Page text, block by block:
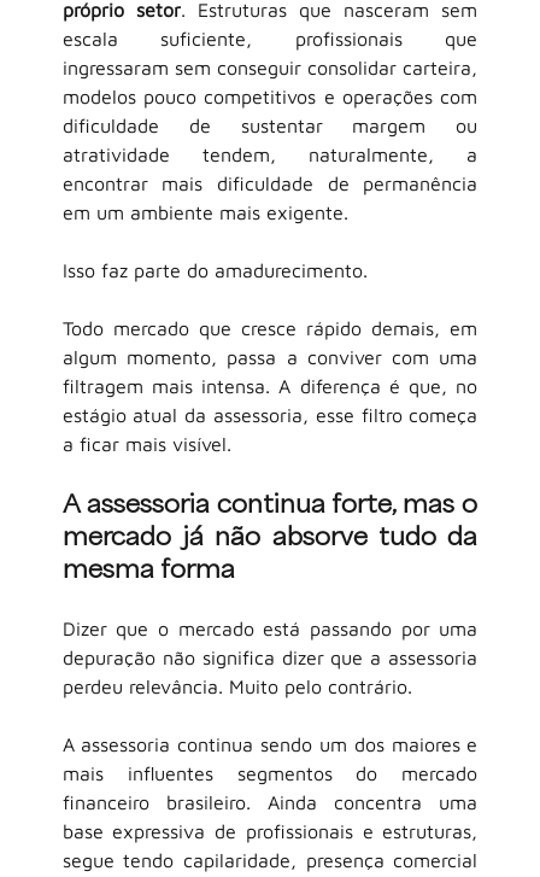
próprio setor. Estruturas que nasceram sem
escala suficiente, profissionais que
ingressaram sem conseguir consolidar carteira,
modelos pouco competitivos e operações com
dificuldade de sustentar margem ou
atratividade tendem, naturalmente, a
encontrar mais dificuldade de permanência
em um ambiente mais exigente.
Isso faz parte do amadurecimento.
Todo mercado que cresce rápido demais, em
algum momento, passa a conviver com uma
filtragem mais intensa. A diferença é que, no
estágio atual da assessoria, esse filtro começa
a ficar mais visível.
A assessoria continua forte, mas o
mercado já não absorve tudo da
mesma forma
Dizer que o mercado está passando por uma
depuração não significa dizer que a assessoria
perdeu relevância. Muito pelo contrário.
A assessoria continua sendo um dos maiores e
mais influentes segmentos do mercado
financeiro brasileiro. Ainda concentra uma
base expressiva de profissionais e estruturas,
segue tendo capilaridade, presença comercial